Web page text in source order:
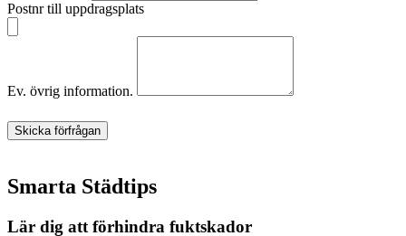
Postnr till uppdragsplats
Ev. övrig information.
Skicka förfrågan
Smarta Städtips
Lär dig att förhindra fuktskador